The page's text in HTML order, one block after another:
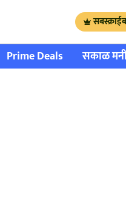
सबस्क्राईब
Prime Deals सकाळ